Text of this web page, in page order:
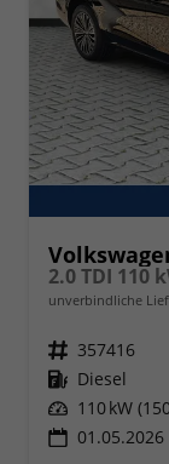
2.0 TDI 110
unverbindliche
Fahrzeugnr. 357416
Kraftstoff Diesel
Leistung 110 kW
01.05.2026